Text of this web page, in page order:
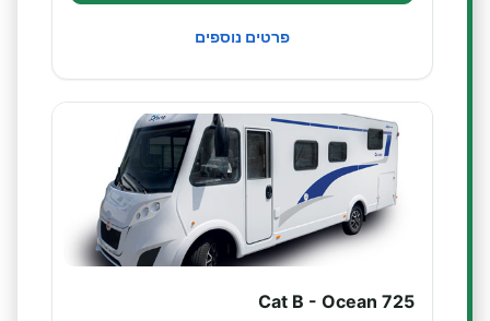
פרטים נוספים
Cat B - Ocean 725